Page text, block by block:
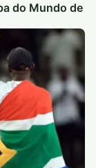
do Mundo de